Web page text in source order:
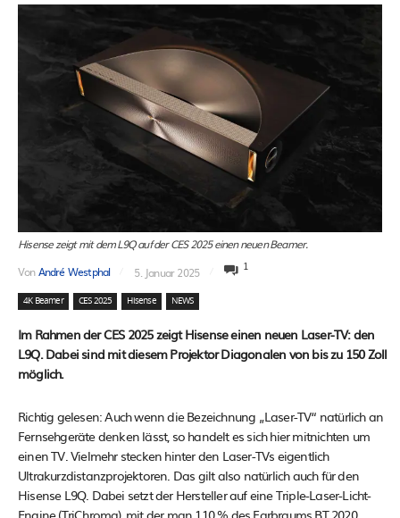
Hisense zeigt mit dem L9Q auf der CES 2025 einen neuen Beamer.
VonAndré Westphal 5. Januar 2025 1
4K Beamer CES 2025 Hisense NEWS
Im Rahmen der CES 2025 zeigt Hisense einen neuen Laser-TV: den
L9Q. Dabei sind mit diesem Projektor Diagonalen von bis zu 150 Zoll
möglich.
Richtig gelesen: Auch wenn die Bezeichnung „Laser-TV“ natürlich an
Fernsehgeräte denken lässt, so handelt es sich hier mitnichten um
einen TV. Vielmehr stecken hinter den Laser-TVs eigentlich
Ultrakurzdistanzprojektoren. Das gilt also natürlich auch für den
Hisense L9Q. Dabei setzt der Hersteller auf eine Triple-Laser-Licht-
Engine (TriChroma), mit der man 110 % des Farbraums BT.2020